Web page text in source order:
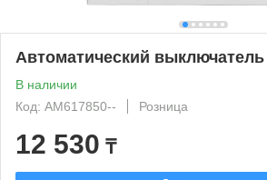
Автоматический
В наличии
Код: AM617850--
Розница
12 530 ₸